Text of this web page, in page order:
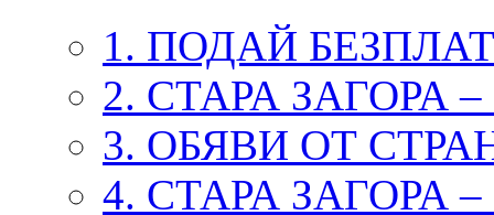
1. ПОДАЙ
2. СТАРА ЗАГОРА
3. ОБЯВИ ОТ
4. СТАРА ЗАГОРА